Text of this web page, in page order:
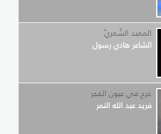
المعبد الشّعريّ
الشاعر هادي رسول
جرح في عيون الفجر
فريد عبد الله النمر